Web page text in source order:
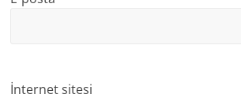
İnternet sitesi